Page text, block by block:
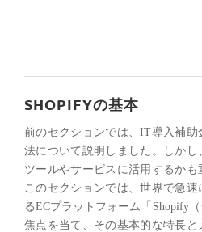
SHOPIFYの基本
前のセクションでは、IT導入補助
法について説明しました。しかし
ツールやサービスに活用するかも
このセクションでは、世界で急
るECプラットフォーム「Shopify
焦点を当て、その基本的な特長